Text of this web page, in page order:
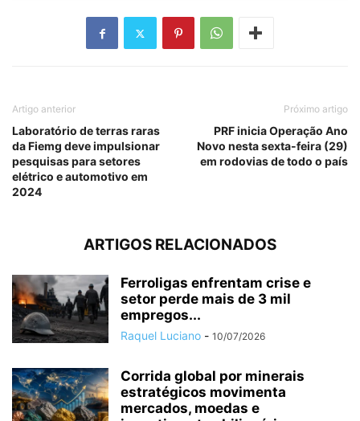
Artigo anterior
Laboratório de terras raras
da Fiemg deve impulsionar
pesquisas para setores
elétrico e automotivo em
2024
Próximo artigo
PRF inicia Operação Ano
Novo nesta sexta-feira (29)
em rodovias de todo o país
ARTIGOS RELACIONADOS
Ferroligas enfrentam crise e
setor perde mais de 3 mil
empregos...
Raquel Luciano - 10/07/2026
Corrida global por minerais
estratégicos movimenta
mercados, moedas e